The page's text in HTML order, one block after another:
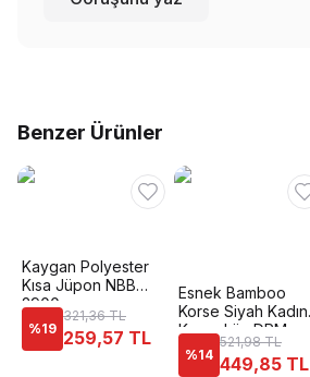
Benzer Ürünler
Kaygan Polyester
Kısa Jüpon NBB
2900
%19
321,36 TL
259,57 TL
Esnek Bamboo
Korse Siyah Kadın
Korse Lüx DRM
3008
%14
521,98 TL
449,85 TL